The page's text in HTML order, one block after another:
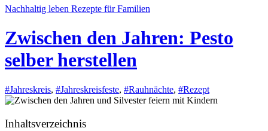
Nachhaltig leben Rezepte für Familien
Zwischen den Jahren: Pesto
selber herstellen
#Jahreskreis, #Jahreskreisfeste, #Rauhnächte, #Rezept
Inhaltsverzeichnis